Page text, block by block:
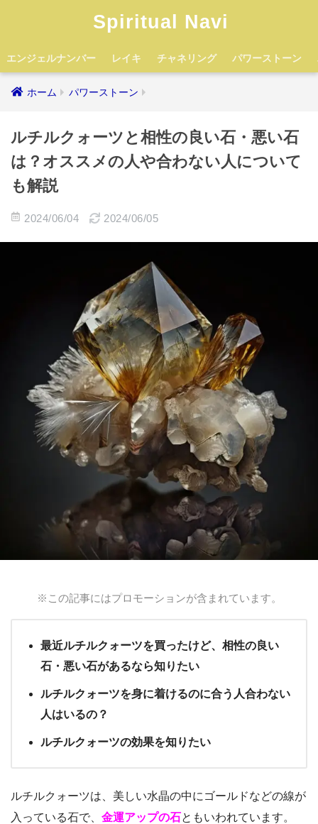
Spiritual Navi
エンジェルナンバー レイキ チャネリング パワーストーン
ホーム パワーストーン
ルチルクォーツと相性の良い石・悪い石
は？オススメの人や合わない人について
も解説
2024/06/04 2024/06/05
※この記事にはプロモーションが含まれています。
最近ルチルクォーツを買ったけど、相性の良い
石・悪い石があるなら知りたい
ルチルクォーツを身に着けるのに合う人合わない
人はいるの？
ルチルクォーツの効果を知りたい
ルチルクォーツは、美しい水晶の中にゴールドなどの線が
入っている石で、 金運アップの石ともいわれています。